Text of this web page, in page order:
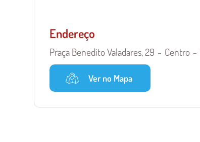
Endereço
Praça Benedito Valadares, 29 Centro
Ver no Mapa